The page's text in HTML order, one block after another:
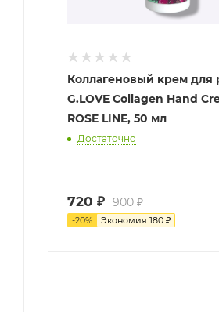
Коллагеновый крем для
G.LOVE Collagen Hand
ROSE LINE, 50 мл
Достаточно
720 ₽ 900 ₽
-20% Экономия 180 ₽